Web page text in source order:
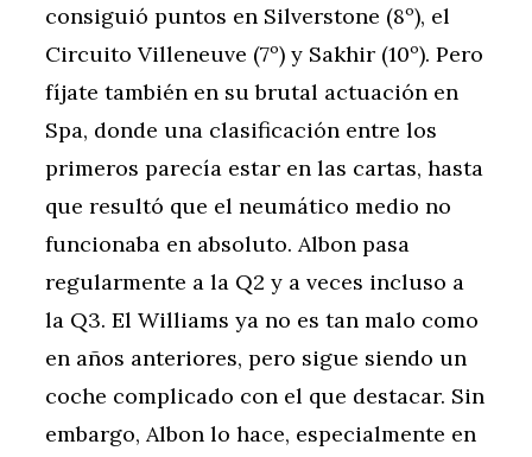
consiguió puntos en Silverstone (8º), el
Circuito Villeneuve (7º) y Sakhir (10º). Pero
fíjate también en su brutal actuación en
Spa, donde una clasificación entre los
primeros parecía estar en las cartas, hasta
que resultó que el neumático medio no
funcionaba en absoluto. Albon pasa
regularmente a la Q2 y a veces incluso a
la Q3. El Williams ya no es tan malo como
en años anteriores, pero sigue siendo un
coche complicado con el que destacar. Sin
embargo, Albon lo hace, especialmente en